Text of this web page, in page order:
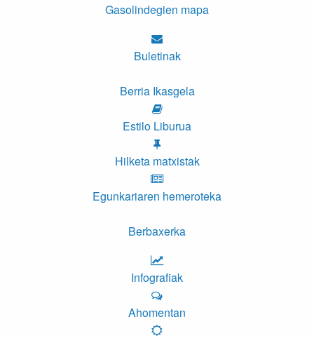
Gasolindegien mapa
Buletinak
Berria Ikasgela
Estilo Liburua
Hilketa matxistak
Egunkariaren hemeroteka
Berbaxerka
Infografiak
Ahomentan